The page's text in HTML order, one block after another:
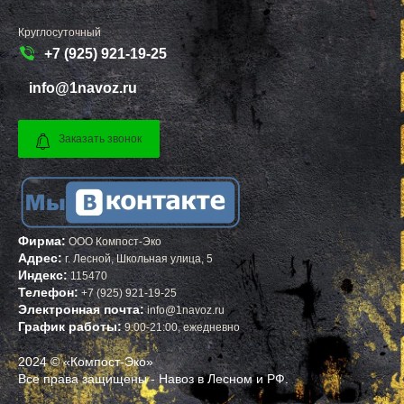
ТАЛДОМ
ТЕКСТИЛЬЩИК
ТЕМПЫ
ТИШКОВО
ТОМИЛИНО
ТРОИЦК
ТРОИЦКОЕ
ТУГОЛЕССКИЙ БОР
ТУПИКОВО
ТУЧКОВО
УВАРОВКА
УДЕЛЬНАЯ
УЗУНОВО
УСПЕНСКОЕ
ФИРСАНОВКА
ФОМИНСКОЕ
ФОСФОРИТНЫЙ
ФРЯЗИНО
ФРЯНОВО
ХИМКИ
ХОРЛОВО
ХОТЬКОВО
ЧЕРЕПОВО
ЧЕРКИЗОВО
ЧЕРНОГОЛОВКА
ЧЕРНОЕ
ЧЕРУСТИ
ЧЕХОВ
БЕЛЕБЕЙ
ПРИМОРСК
ЯСНЫЙ
ВЕРЕЩАГИНО
ГУБАХА
УЗЛОВАЯ
САЛЕХАРД
ПРОКОПЬЕВСК
СЕМЕНОВ
СТАРАЯ РУССА
КРАСНОКАМСК
АПАТИТЫ
БАЛАХНА
МИЛЛЕРОВО
НОВОУРАЛЬСК
ТАЛИЦА
ИНКЕРМАН
ЯЛУТОРОВСК
КОПЕЙСК
САТКА
АХТУБИНСК
ИШИМБАЙ
БИРОБИДЖАН
ШАРЫПОВО
ВАЛДАЙ
КУЙБЫШЕВ
СОЛИКАМСК
РОСЛАВЛЬ
Круглосуточный
+7 (925) 921-19-25
info@1navoz.ru
Заказать звонок
Фирма: ООО Компост-Эко
Адрес:г. Лесной,Школьная улица, 5
Индекс: 115470
Телефон: +7 (925) 921-19-25
Электронная почта: info@1navoz.ru
График работы:9:00-21:00, ежедневно
2024 © «Компост-Эко»
Все права защищены - Навоз в Лесном и РФ.